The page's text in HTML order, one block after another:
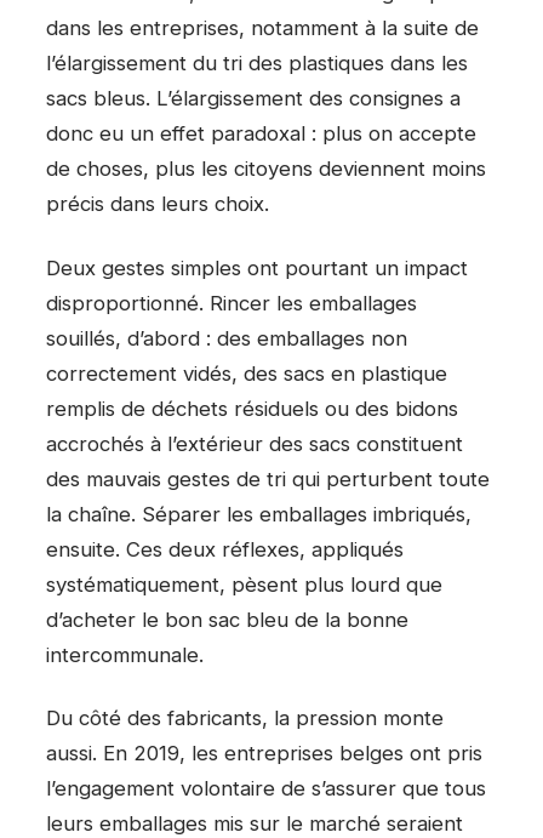
dans les entreprises, notamment à la suite de
l’élargissement du tri des plastiques dans les
sacs bleus. L’élargissement des consignes a
donc eu un effet paradoxal : plus on accepte
de choses, plus les citoyens deviennent moins
précis dans leurs choix.
Deux gestes simples ont pourtant un impact
disproportionné. Rincer les emballages
souillés, d’abord : des emballages non
correctement vidés, des sacs en plastique
remplis de déchets résiduels ou des bidons
accrochés à l’extérieur des sacs constituent
des mauvais gestes de tri qui perturbent toute
la chaîne. Séparer les emballages imbriqués,
ensuite. Ces deux réflexes, appliqués
systématiquement, pèsent plus lourd que
d’acheter le bon sac bleu de la bonne
intercommunale.
Du côté des fabricants, la pression monte
aussi. En 2019, les entreprises belges ont pris
l’engagement volontaire de s’assurer que tous
leurs emballages mis sur le marché seraient